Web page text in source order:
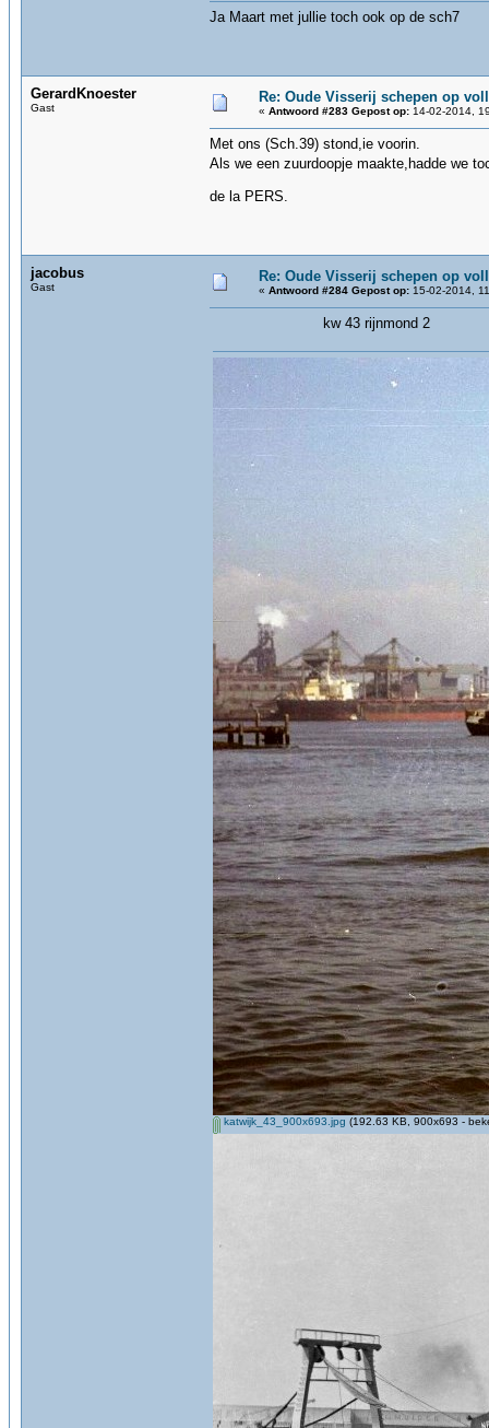
Ja Maart met jullie toch ook op de sch7
GerardKnoester
Gast
Re: Oude Visserij schepen op
« Antwoord #283 Gepost op: 14-02-2014,
Met ons (Sch.39) stond,ie voorin.
Als we een zuurdoopje maakte,hadde we
de la PERS.
jacobus
Gast
Re: Oude Visserij schepen op
« Antwoord #284 Gepost op: 15-02-2014,
kw 43 rijnmond 2
katwijk_43_900x693.jpg (192.63 KB, 900x693 -